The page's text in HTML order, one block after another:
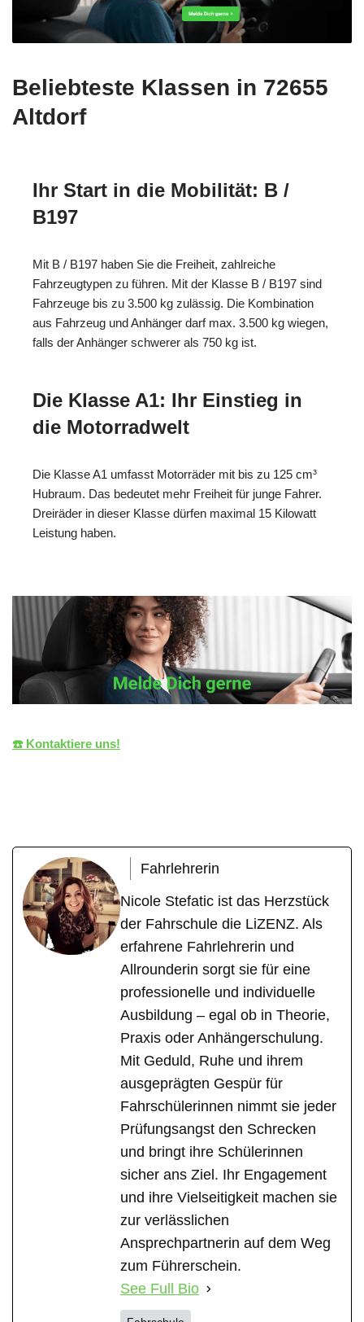
Beliebteste Klassen in 72655
Altdorf
Ihr Start in die Mobilität: B /
B197
Mit B / B197 haben Sie die Freiheit, zahlreiche
Fahrzeugtypen zu führen. Mit der Klasse B / B197 sind
Fahrzeuge bis zu 3.500 kg zulässig. Die Kombination
aus Fahrzeug und Anhänger darf max. 3.500 kg wiegen,
falls der Anhänger schwerer als 750 kg ist.
Die Klasse A1: Ihr Einstieg in
die Motorradwelt
Die Klasse A1 umfasst Motorräder mit bis zu 125 cm³
Hubraum. Das bedeutet mehr Freiheit für junge Fahrer.
Dreiräder in dieser Klasse dürfen maximal 15 Kilowatt
Leistung haben.
☎️ Kontaktiere uns!
Fahrlehrerin
Nicole Stefatic ist das Herzstück
der Fahrschule die LiZENZ. Als
erfahrene Fahrlehrerin und
Allrounderin sorgt sie für eine
professionelle und individuelle
Ausbildung – egal ob in Theorie,
Praxis oder Anhängerschulung.
Mit Geduld, Ruhe und ihrem
ausgeprägten Gespür für
Fahrschülerinnen nimmt sie jeder
Prüfungsangst den Schrecken
und bringt ihre Schülerinnen
sicher ans Ziel. Ihr Engagement
und ihre Vielseitigkeit machen sie
zur verlässlichen
Ansprechpartnerin auf dem Weg
zum Führerschein.
See Full Bio